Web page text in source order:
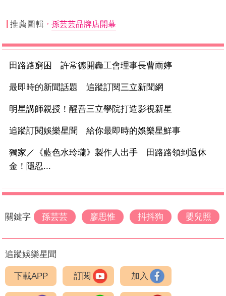
推薦圖輯 孫芸芸品牌店開幕
田路路窮困 許常德開轟工會理事長曹雨婷
最即時的新聞話題 追蹤訂閱三立新聞網
明星講師親授！醒吾三立學院打造影視新星
追蹤訂閱娛樂星聞 給你最即時的娛樂星鮮事
獨家／《藍色水玲瓏》製作人出手 田路路領到退休
金！隱忍...
關鍵字 孫芸芸 廖思惟 抖抖狗 嬰兒照
追蹤娛樂星聞
下載APP 訂閱 加入